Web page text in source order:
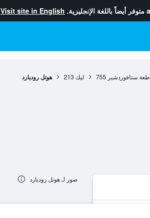
متوفر أيضاً باللغة الإنجليزية. Visit site in English
ستافوردشير 755 ليك 213 هوتل روديارد
صور لـ هوتل روديارد